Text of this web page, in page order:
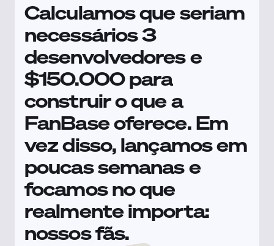
Calculamos que seriam
necessários 3
desenvolvedores e
$150.000 para
construir o que a
FanBase oferece. Em
vez disso, lançamos em
poucas semanas e
focamos no que
realmente importa:
nossos fãs.